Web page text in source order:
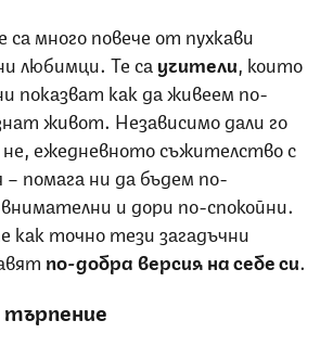
много повече от пухкави
любимци. Те са учители , които
показват как да живеем по-
живот. Независимо дали го
не, ежедневното съжителство с
помага ни да бъдем по-
и дори по-спокойни.
как точно тези загадъчни
по-добра версия на себе си.